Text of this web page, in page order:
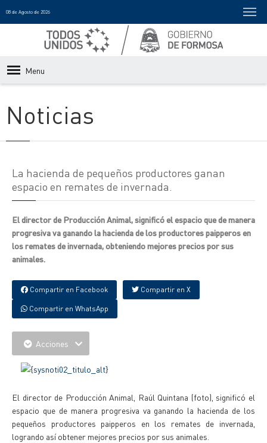
08 de Agosto de 2026
Menu
Noticias
La hacienda de pequeños productores ganan
espacio en remates de invernada.
El director de Producción Animal, significó el espacio que de manera
progresiva va ganando la hacienda de los productores paipperos en
los remates de invernada, obteniendo mejores precios por sus
animales.
Compartir en Facebook Compartir en X
Compartir en WhatsApp
Acciones
El director de Producción Animal, Raúl Quintana (foto), significó el
espacio que de manera progresiva va ganando la hacienda de los
pequeños productores paipperos en los remates de invernada,
logrando así obtener mejores precios por sus animales.